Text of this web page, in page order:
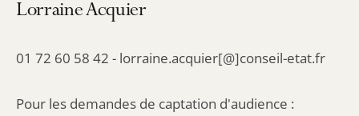
Lorraine Acquier
01 72 60 58 42 - lorraine.acquier[@]conseil-etat.fr
Pour les demandes de captation d'audience :